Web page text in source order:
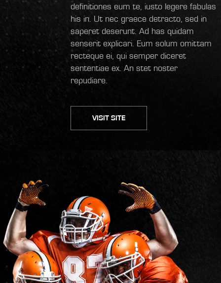
definitiones eum te, iusto legere fabulas
his in. Ut nec graece detracto, sed in
saperet deserunt. Ad has quidam
senserit explicari. Eum solum omittam
recteque ei, qui semper diceret
sententiae ex. An stet noster
repudiare.
VISIT SITE